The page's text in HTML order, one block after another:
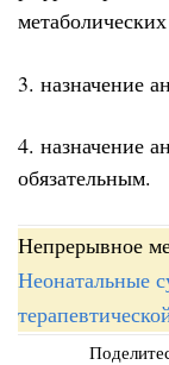
3. назначение
4. назначение
обязательным.
Непрерывное
Неонатальные